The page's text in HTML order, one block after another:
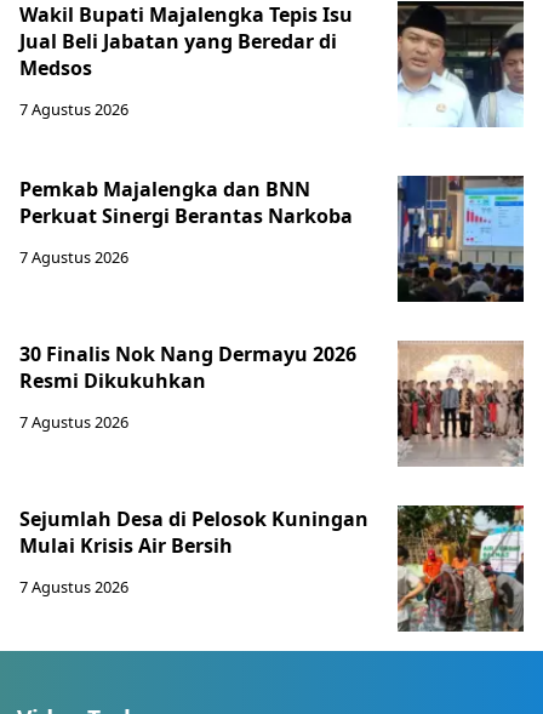
Wakil Bupati Majalengka Tepis Isu
Jual Beli Jabatan yang Beredar di
Medsos
7 Agustus 2026
Pemkab Majalengka dan BNN
Perkuat Sinergi Berantas Narkoba
7 Agustus 2026
30 Finalis Nok Nang Dermayu 2026
Resmi Dikukuhkan
7 Agustus 2026
Sejumlah Desa di Pelosok Kuningan
Mulai Krisis Air Bersih
7 Agustus 2026